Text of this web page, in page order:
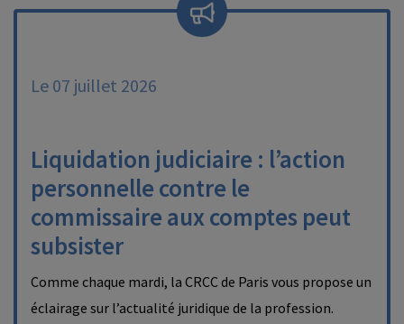
Le 07 juillet 2026
Liquidation judiciaire : l’action
personnelle contre le
commissaire aux comptes peut
subsister
Comme chaque mardi, la CRCC de Paris vous propose un
éclairage sur l’actualité juridique de la profession.